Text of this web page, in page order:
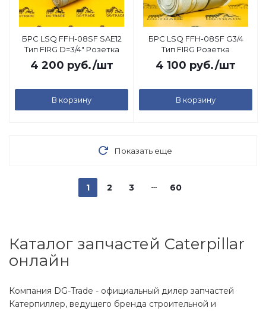
БРС LSQ FFH-08SF SAE12
Тип FIRG D=3/4" Розетка
4 200 руб./шт
В корзину
БРС LSQ FFH-08SF G3/4
Тип FIRG Розетка
4 100 руб./шт
В корзину
Показать еще
1 2 3 60
Каталог запчастей Caterpillar
онлайн
Компания DG-Trade - официальный дилер запчастей
Катерпиллер, ведущего бренда строительной и